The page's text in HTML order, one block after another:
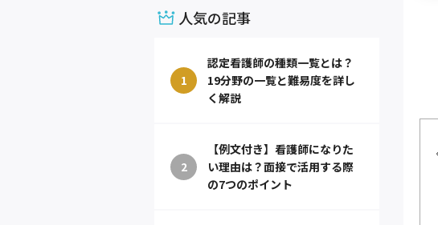
人気の記事
1
認定看護師の種類一覧とは？
19分野の一覧と難易度を詳し
く解説
2
【例文付き】看護師になりた
い理由は？面接で活用する際
の7つのポイント